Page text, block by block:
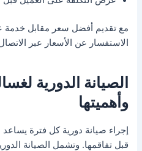
مع تقديم أفضل سعر مقابل خدمة
الاستفسار عن الأسعار عبر
الصيانة الدورية
وأهميتها
إجراء صيانة دورية كل فترة
قبل تفاقمها. وتشمل الصيانة